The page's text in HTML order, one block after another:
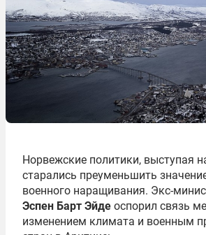
Норвежские политики, выступая
старались преуменьшить
военного наращивания. Экс-
Эспен Барт Эйде оспорил связь
изменением климата и военным